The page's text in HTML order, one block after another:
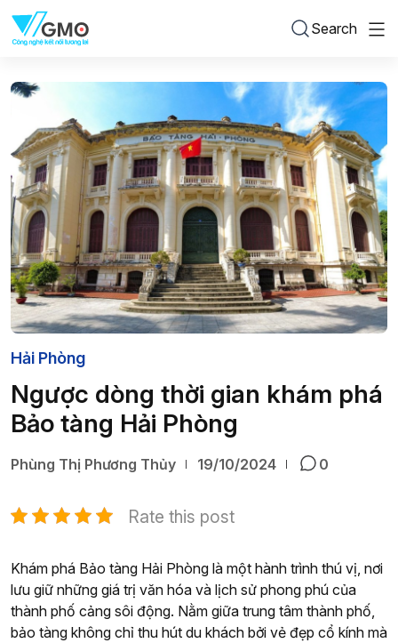
Search
Hải Phòng
Ngược dòng thời gian khám phá
Bảo tàng Hải Phòng
Phùng Thị Phương Thủy 19/10/2024 0
Rate this post
Khám phá Bảo tàng Hải Phòng là một hành trình thú vị, nơi
lưu giữ những giá trị văn hóa và lịch sử phong phú của
thành phố cảng sôi động. Nằm giữa trung tâm thành phố,
bảo tàng không chỉ thu hút du khách bởi vẻ đẹp cổ kính mà